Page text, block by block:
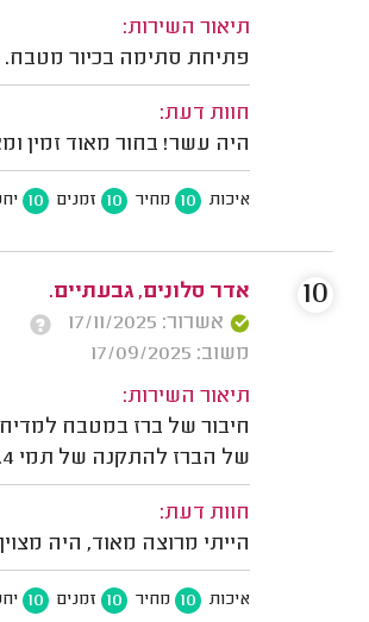
תיאור השירות:
פתיחת סתימה בכיור מטבח.
חוות דעת:
היה עשר! בחור מאוד זמין
איכות 10 מחיר 10 זמנים 10
אדר סלונים, גבעתיים.
אשרור: 17/11/2025
משוב: 17/09/2025
תיאור השירות:
חיבור של ברז במטבח
של הברז להתקנה של תמי 4.
חוות דעת:
הייתי מרוצה מאוד, היה
איכות 10 מחיר 10 זמנים 10
10